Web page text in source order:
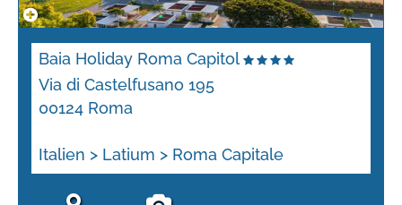
Baia Holiday Roma Capitol
Via di Castelfusano 195
00124 Roma
Italien > Latium > Roma Capitale